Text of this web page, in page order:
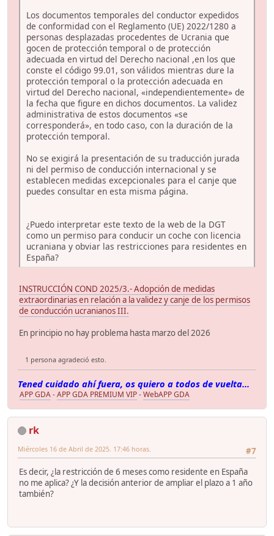
Los documentos temporales del conductor expedidos
de conformidad con el Reglamento (UE) 2022/1280 a
personas desplazadas procedentes de Ucrania que
gocen de protección temporal o de protección
adecuada en virtud del Derecho nacional ,en los que
conste el código 99.01, son válidos mientras dure la
protección temporal o la protección adecuada en
virtud del Derecho nacional, «independientemente» de
la fecha que figure en dichos documentos. La validez
administrativa de estos documentos «se
corresponderá», en todo caso, con la duración de la
protección temporal.
No se exigirá la presentación de su traducción jurada
ni del permiso de conducción internacional y se
establecen medidas excepcionales para el canje que
puedes consultar en esta misma página.
¿Puedo interpretar este texto de la web de la DGT
como un permiso para conducir un coche con licencia
ucraniana y obviar las restricciones para residentes en
España?
INSTRUCCIÓN COND 2025/3.- Adopción de medidas
extraordinarias en relación a la validez y canje de los permisos
de conducción ucranianos III.
En principio no hay problema hasta marzo del 2026
1 persona agradeció esto.
Tened cuidado ahí fuera, os quiero a todos de vuelta...
APP GDA-APP GDA PREMIUM VIP-WebAPP GDA
rk
#7
Miércoles 16 de Abril de 2025. 17:46 horas.
Es decir, ¿la restricción de 6 meses como residente en España
no me aplica? ¿Y la decisión anterior de ampliar el plazo a 1 año
también?